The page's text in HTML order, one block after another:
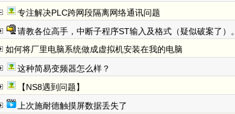
专注解决PLC跨网段隔离网络通讯问题
请教各位高手，中断子程序ST输入及格式（疑似破案了）。
如何将厂里电脑系统做成虚拟机安装在我的电脑
这种简易变频器怎么样？
【NS8遇到问题】
上次施耐德触摸屏数据丢失了